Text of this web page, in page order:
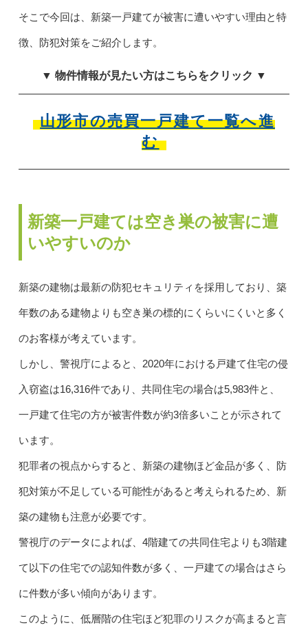
そこで今回は、新築一戸建てが被害に遭いやすい理由と特
徴、防犯対策をご紹介します。
▼ 物件情報が見たい方はこちらをクリック ▼
山形市の売買一戸建て一覧へ進
む
新築一戸建ては空き巣の被害に遭
いやすいのか
新築の建物は最新の防犯セキュリティを採用しており、築
年数のある建物よりも空き巣の標的にくらいにくいと多く
のお客様が考えています。
しかし、警視庁によると、2020年における戸建て住宅の侵
入窃盗は16,316件であり、共同住宅の場合は5,983件と、
一戸建て住宅の方が被害件数が約3倍多いことが示されて
います。
犯罪者の視点からすると、新築の建物ほど金品が多く、防
犯対策が不足している可能性があると考えられるため、新
築の建物も注意が必要です。
警視庁のデータによれば、4階建ての共同住宅よりも3階建
て以下の住宅での認知件数が多く、一戸建ての場合はさら
に件数が多い傾向があります。
このように、低層階の住宅ほど犯罪のリスクが高まると言